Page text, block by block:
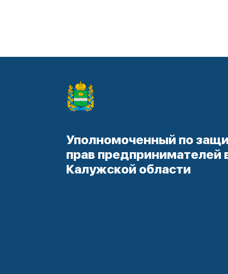
Уполномоченный по
прав предпринимателей
Калужской области